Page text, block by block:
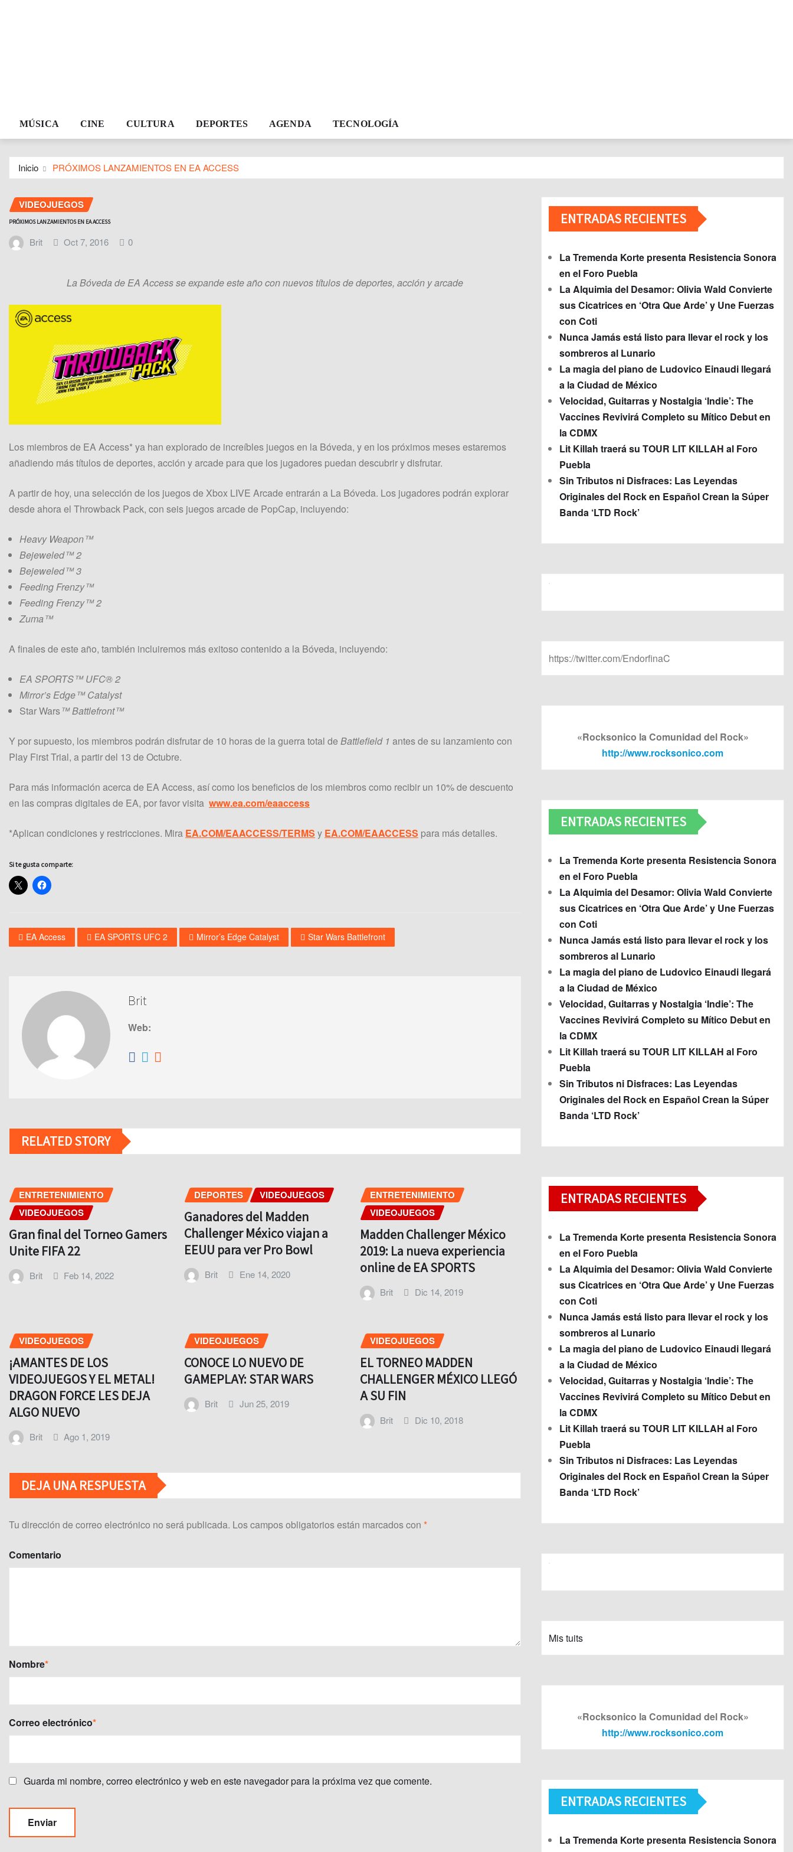
MÚSICA CINE CULTURA DEPORTES AGENDA TECNOLOGÍA
Inicio PRÓXIMOS LANZAMIENTOS EN EA ACCESS
VIDEOJUEGOS
PRÓXIMOS LANZAMIENTOS EN EA ACCESS
Brit Oct 7, 2016 0
La Bóveda de EA Access se expande este año con nuevos títulos de deportes, acción y arcade
Los miembros de EA Access* ya han explorado de increíbles juegos en la Bóveda, y en los próximos meses estaremos
añadiendo más títulos de deportes, acción y arcade para que los jugadores puedan descubrir y disfrutar.
A partir de hoy, una selección de los juegos de Xbox LIVE Arcade entrarán a La Bóveda. Los jugadores podrán explorar
desde ahora el Throwback Pack, con seis juegos arcade de PopCap, incluyendo:
Heavy Weapon™
Bejeweled™ 2
Bejeweled™ 3
Feeding Frenzy™
Feeding Frenzy™ 2
Zuma™
A finales de este año, también incluiremos más exitoso contenido a la Bóveda, incluyendo:
EA SPORTS™ UFC® 2
Mirror’s Edge™ Catalyst
Star Wars™ Battlefront™
Y por supuesto, los miembros podrán disfrutar de 10 horas de la guerra total de Battlefield 1 antes de su lanzamiento con
Play First Trial, a partir del 13 de Octubre.
Para más información acerca de EA Access, así como los beneficios de los miembros como recibir un 10% de descuento
en las compras digitales de EA, por favor visita www.ea.com/eaaccess
*Aplican condiciones y restricciones. Mira EA.COM/EAACCESS/TERMS y EA.COM/EAACCESS para más detalles.
Si te gusta comparte:
EA Access EA SPORTS UFC 2 Mirror’s Edge Catalyst Star Wars Battlefront
Brit
Web:
RELATED STORY
ENTRETENIMIENTO
VIDEOJUEGOS
Gran final del Torneo Gamers
Unite FIFA 22
Brit Feb 14, 2022
DEPORTES VIDEOJUEGOS
Ganadores del Madden
Challenger México viajan a
EEUU para ver Pro Bowl
Brit Ene 14, 2020
ENTRETENIMIENTO
VIDEOJUEGOS
Madden Challenger México
2019: La nueva experiencia
online de EA SPORTS
Brit Dic 14, 2019
VIDEOJUEGOS
¡AMANTES DE LOS
VIDEOJUEGOS Y EL METAL!
DRAGON FORCE LES DEJA
ALGO NUEVO
Brit Ago 1, 2019
VIDEOJUEGOS
CONOCE LO NUEVO DE
GAMEPLAY: STAR WARS
Brit Jun 25, 2019
VIDEOJUEGOS
EL TORNEO MADDEN
CHALLENGER MÉXICO LLEGÓ
A SU FIN
Brit Dic 10, 2018
DEJA UNA RESPUESTA
Tu dirección de correo electrónico no será publicada. Los campos obligatorios están marcados con *
Comentario
Nombre*
Correo electrónico*
Guarda mi nombre, correo electrónico y web en este navegador para la próxima vez que comente.
ENTRADAS RECIENTES
La Tremenda Korte presenta Resistencia Sonora
en el Foro Puebla
La Alquimia del Desamor: Olivia Wald Convierte
sus Cicatrices en ‘Otra Que Arde’ y Une Fuerzas
con Coti
Nunca Jamás está listo para llevar el rock y los
sombreros al Lunario
La magia del piano de Ludovico Einaudi llegará
a la Ciudad de México
Velocidad, Guitarras y Nostalgia ‘Indie’: The
Vaccines Revivirá Completo su Mítico Debut en
la CDMX
Lit Killah traerá su TOUR LIT KILLAH al Foro
Puebla
Sin Tributos ni Disfraces: Las Leyendas
Originales del Rock en Español Crean la Súper
Banda ‘LTD Rock’
https://twitter.com/EndorfinaC
«Rocksonico la Comunidad del Rock»
http://www.rocksonico.com
ENTRADAS RECIENTES
La Tremenda Korte presenta Resistencia Sonora
en el Foro Puebla
La Alquimia del Desamor: Olivia Wald Convierte
sus Cicatrices en ‘Otra Que Arde’ y Une Fuerzas
con Coti
Nunca Jamás está listo para llevar el rock y los
sombreros al Lunario
La magia del piano de Ludovico Einaudi llegará
a la Ciudad de México
Velocidad, Guitarras y Nostalgia ‘Indie’: The
Vaccines Revivirá Completo su Mítico Debut en
la CDMX
Lit Killah traerá su TOUR LIT KILLAH al Foro
Puebla
Sin Tributos ni Disfraces: Las Leyendas
Originales del Rock en Español Crean la Súper
Banda ‘LTD Rock’
ENTRADAS RECIENTES
La Tremenda Korte presenta Resistencia Sonora
en el Foro Puebla
La Alquimia del Desamor: Olivia Wald Convierte
sus Cicatrices en ‘Otra Que Arde’ y Une Fuerzas
con Coti
Nunca Jamás está listo para llevar el rock y los
sombreros al Lunario
La magia del piano de Ludovico Einaudi llegará
a la Ciudad de México
Velocidad, Guitarras y Nostalgia ‘Indie’: The
Vaccines Revivirá Completo su Mítico Debut en
la CDMX
Lit Killah traerá su TOUR LIT KILLAH al Foro
Puebla
Sin Tributos ni Disfraces: Las Leyendas
Originales del Rock en Español Crean la Súper
Banda ‘LTD Rock’
Mis tuits
«Rocksonico la Comunidad del Rock»
http://www.rocksonico.com
ENTRADAS RECIENTES
La Tremenda Korte presenta Resistencia Sonora